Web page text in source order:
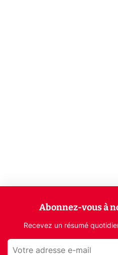
Abonnez-vous à
Recevez un résumé